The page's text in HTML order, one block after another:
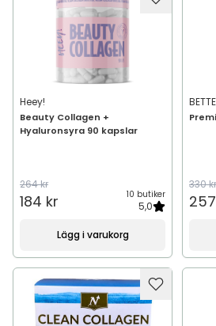
Heey!
Beauty Collagen +
Hyaluronsyra 90 kapslar
264 kr
184 kr 10 butiker
5,0
Lägg i varukorg
330 kr